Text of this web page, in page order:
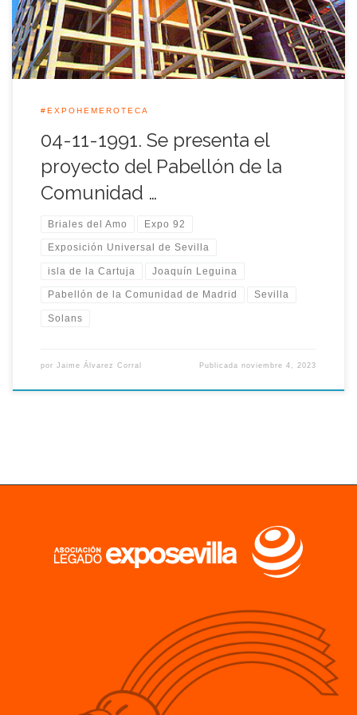
como […]
#EXPOHEMEROTECA
04-11-1991. Se presenta el
proyecto del Pabellón de la
Comunidad …
Briales del Amo Expo 92
Exposición Universal de Sevilla
isla de la Cartuja Joaquín Leguina
Pabellón de la Comunidad de Madrid Sevilla
Solans
por Jaime Álvarez Corral Publicadanoviembre 4, 2023